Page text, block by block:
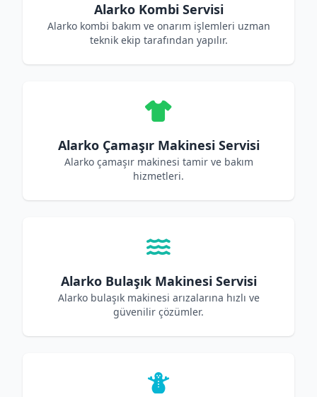
Alarko Kombi Servisi
Alarko kombi bakım ve onarım işlemleri uzman
teknik ekip tarafından yapılır.
Alarko Çamaşır Makinesi Servisi
Alarko çamaşır makinesi tamir ve bakım
hizmetleri.
Alarko Bulaşık Makinesi Servisi
Alarko bulaşık makinesi arızalarına hızlı ve
güvenilir çözümler.